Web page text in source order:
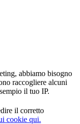
abbiamo bisogno
raccogliere alcuni
il tuo IP.
il corretto
cookie qui.